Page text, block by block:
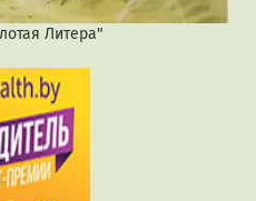
Литера"